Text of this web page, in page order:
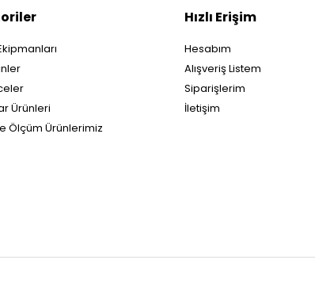
Ürünleri
Ölçüm Ürünlerimiz
Hızlı Erişim
Hesabım
Alışveriş Listem
Siparişlerim
İletişim